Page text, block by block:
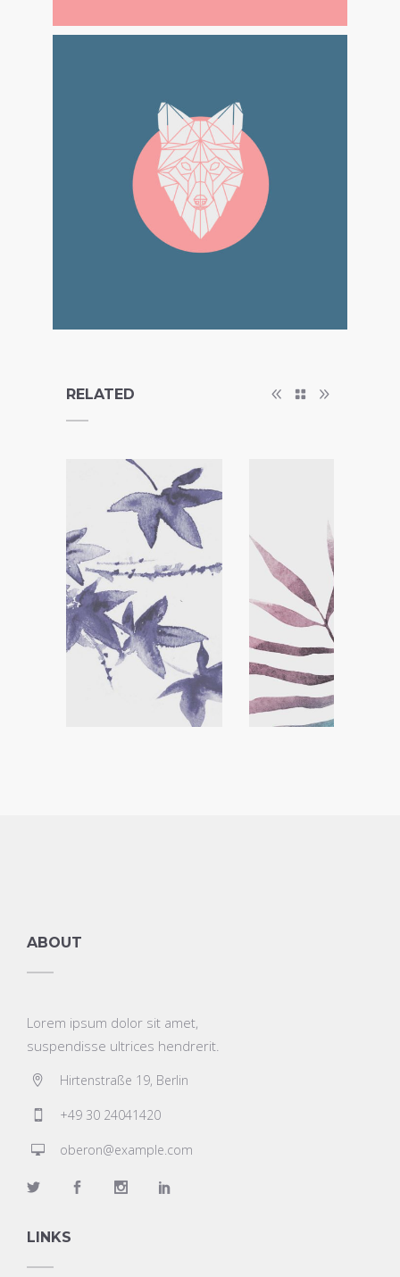
RELATED
Packaging Graphic
ABOUT
Lorem ipsum dolor sit amet,
suspendisse ultrices hendrerit.
Hirtenstraße 19, Berlin
+49 30 24041420
oberon@example.com
LINKS